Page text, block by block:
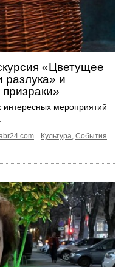
«Цветущее
разлука» и
интересных мероприятий
. Культура, События